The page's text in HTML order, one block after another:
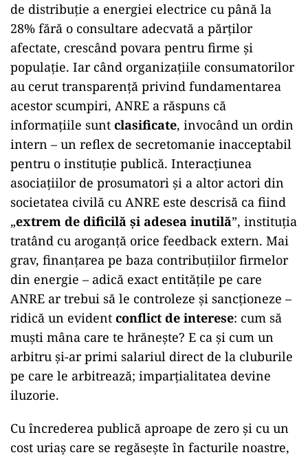
de distribuție a energiei electrice cu până la
28% fără o consultare adecvată a părților
afectate, crescând povara pentru firme și
populație. Iar când organizațiile consumatorilor
au cerut transparență privind fundamentarea
acestor scumpiri, ANRE a răspuns că
informațiile sunt clasificate, invocând un ordin
intern – un reflex de secretomanie inacceptabil
pentru o instituție publică. Interacțiunea
asociațiilor de prosumatori și a altor actori din
societatea civilă cu ANRE este descrisă ca fiind
„extrem de dificilă și adesea inutilă”, instituția
tratând cu aroganță orice feedback extern. Mai
grav, finanțarea pe baza contribuțiilor firmelor
din energie – adică exact entitățile pe care
ANRE ar trebui să le controleze și sancționeze –
ridică un evident conflict de interese: cum să
muști mâna care te hrănește? E ca și cum un
arbitru și-ar primi salariul direct de la cluburile
pe care le arbitrează; imparțialitatea devine
iluzorie.
Cu încrederea publică aproape de zero și cu un
cost uriaș care se regăsește în facturile noastre,